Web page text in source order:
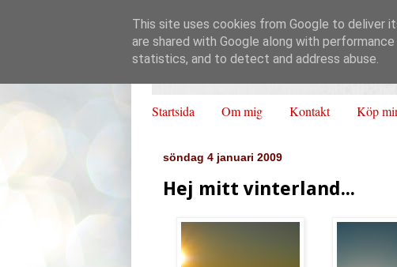
Startsida Om mig Kontakt Köp
söndag 4 januari 2009
Hej mitt vinterland...
This site uses cookies from Google to deliver
are shared with Google along with
statistics, and to detect and address abuse.